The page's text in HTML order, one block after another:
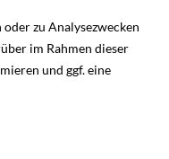
zu Analysezwecken
im Rahmen dieser
und ggf. eine